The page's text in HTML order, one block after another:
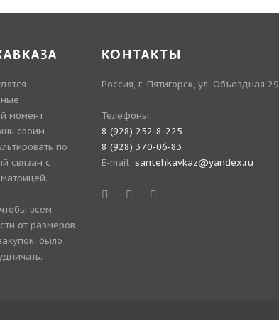
момент
своим
по
связан с
всем
от размеров
было
КОНТАКТЫ
Россия, г. Пятигорск, ул. Объездная 29
Телефоны:
8 (928) 252-8-225
8 (928) 370-06-83
E-mail: santehkavkaz@yandex.ru